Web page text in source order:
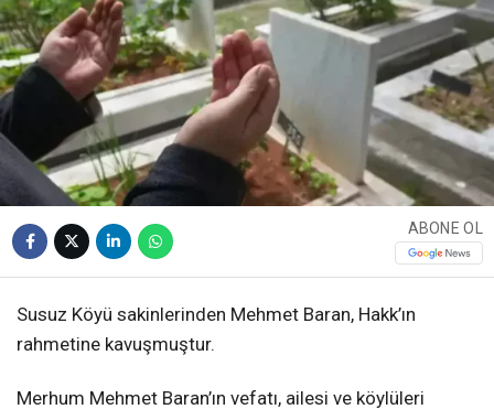
ABONE OL
Susuz Köyü sakinlerinden Mehmet Baran, Hakk’ın
rahmetine kavuşmuştur.
Merhum Mehmet Baran’ın vefatı, ailesi ve köylüleri